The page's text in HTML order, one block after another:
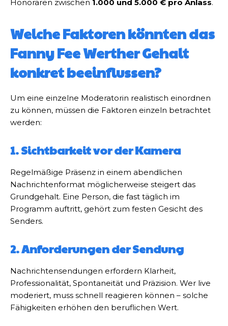
Honoraren zwischen 1.000 und 5.000 € pro Anlass.
Welche Faktoren könnten das
Fanny Fee Werther Gehalt
konkret beeinflussen?
Um eine einzelne Moderatorin realistisch einordnen
zu können, müssen die Faktoren einzeln betrachtet
werden:
1. Sichtbarkeit vor der Kamera
Regelmäßige Präsenz in einem abendlichen
Nachrichtenformat möglicherweise steigert das
Grundgehalt. Eine Person, die fast täglich im
Programm auftritt, gehört zum festen Gesicht des
Senders.
2. Anforderungen der Sendung
Nachrichtensendungen erfordern Klarheit,
Professionalität, Spontaneität und Präzision. Wer live
moderiert, muss schnell reagieren können – solche
Fähigkeiten erhöhen den beruflichen Wert.